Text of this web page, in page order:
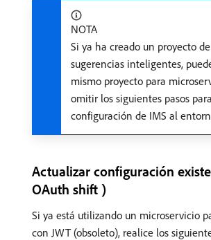
NOTA
Si ya ha creado un proyecto
sugerencias inteligentes,
mismo proyecto para
omitir los siguientes pasos
configuración de IMS al
Actualizar configuración
OAuth shift )
Si ya está utilizando un microservicio
con JWT (obsoleto), realice los